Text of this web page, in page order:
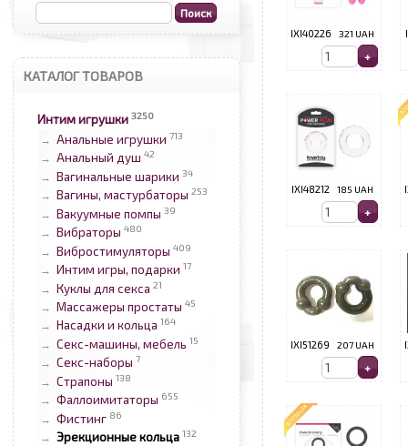
КАТАЛОГ ТОВАРОВ
Интим игрушки 3250
→ Анальные игрушки 713
→ Анальный душ 42
→ Вагинальные шарики 34
→ Вагины, мастурбаторы 253
→ Вакуумные помпы 39
→ Вибраторы 480
→ Вибростимуляторы 409
→ Интим игры, подарки 17
→ Куклы для секса 21
→ Массажеры простаты 45
→ Насадки и кольца 164
→ Секс-машины, мебель 15
→ Секс-наборы 7
→ Страпоны 138
→ Фаллоимитаторы 655
→ Фистинг 86
→ Эрекционные кольца 132
IXI40226 321 UAH
IXI48212 185 UAH
IXI51269 207 UAH